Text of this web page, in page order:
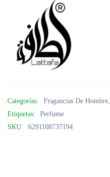
Categorías: Fragancias De Hombre
Etiquetas:
Perfume
SKU:
6291108737194